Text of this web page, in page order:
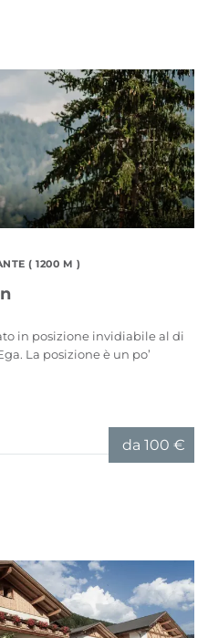
( 1200 M )
in posizione invidiabile al di
La posizione è un po’
da 100 €